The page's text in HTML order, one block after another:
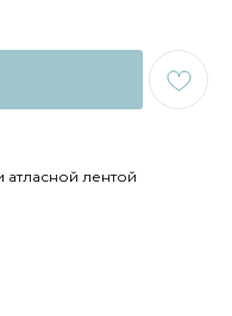
атласной лентой